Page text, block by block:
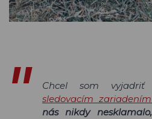
Chcel som vyjadriť
sledovacím
nás nikdy